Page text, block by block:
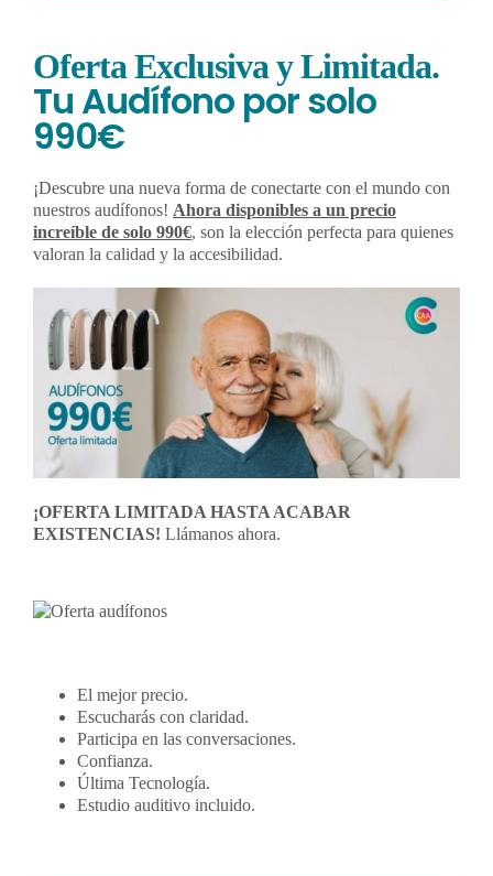
OfertaExclusiva yLimitada.
Tu Audífono por solo
990€
¡Descubre una nueva forma de conectarte con el mundo con
nuestros audífonos! Ahora disponibles a un precio
increíble de solo 990€, son la elección perfecta para quienes
valoran la calidad y la accesibilidad.
¡OFERTA LIMITADA HASTA ACABAR
EXISTENCIAS! Llámanos ahora.
El mejor precio.
Escucharás con claridad.
Participa en las conversaciones.
Confianza.
Última Tecnología.
Estudio auditivo incluido.